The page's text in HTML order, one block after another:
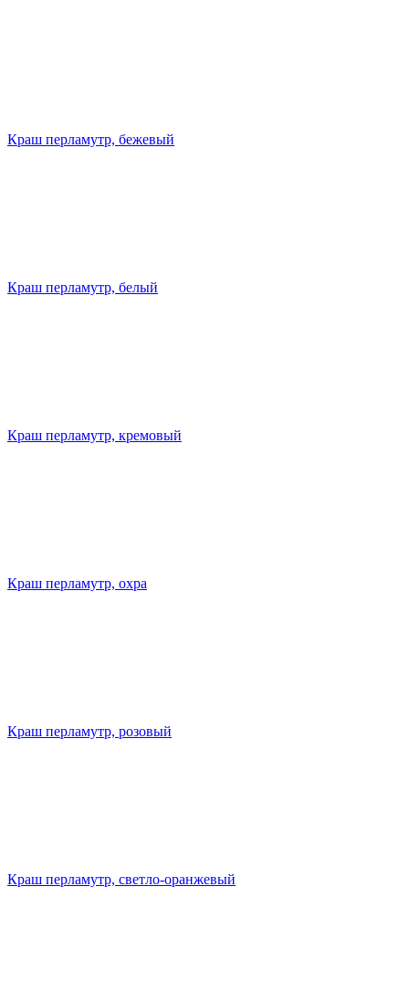
Краш перламутр, бежевый
Краш перламутр, белый
Краш перламутр, кремовый
Краш перламутр, охра
Краш перламутр, розовый
Краш перламутр, светло-оранжевый